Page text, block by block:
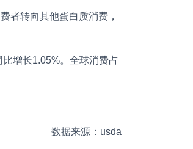
者转向其他蛋白质消费，
增长1.05%。全球消费占
数据来源：usda